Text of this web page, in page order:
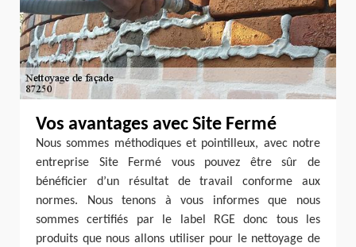
Vos avantages avec Site Fermé
Nous sommes méthodiques et pointilleux, avec notre
entreprise Site Fermé vous pouvez être sûr de
bénéficier d’un résultat de travail conforme aux
normes. Nous tenons à vous informes que nous
sommes certifiés par le label RGE donc tous les
produits que nous allons utiliser pour le nettoyage de